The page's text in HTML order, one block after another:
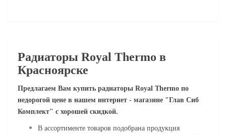
Радиаторы Royal Thermo в
Красноярске
Предлагаем Вам купить радиаторы Royal Thermo по
недорогой цене в нашем интернет - магазине "Глав Сиб
Комплект" с хорошей скидкой.
В ассортименте товаров подобрана продукция